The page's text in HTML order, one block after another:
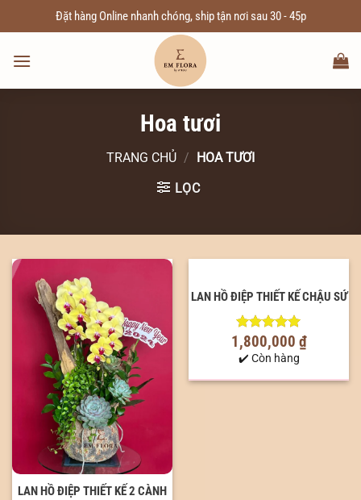
đến
dung
Đặt hàng Online nhanh chóng, ship tận nơi sau 30 - 45p
Hoa tươi
TRANG CHỦ /
HOA TƯƠI
LỌC
LAN HỒ ĐIỆP THIẾT KẾ 2 CÀNH
LAN HỒ ĐIỆP THIẾT KẾ CHẬU SỨ
5.00out of
5
1,800,000 ₫
✔️ Còn hàng